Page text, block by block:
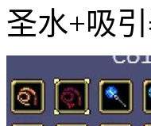
圣水+吸